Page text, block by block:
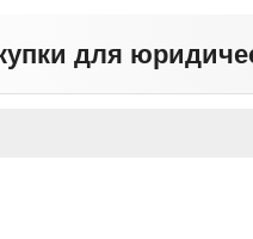
для